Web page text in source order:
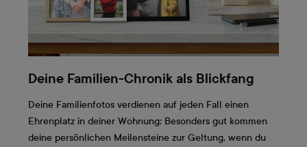
Deine Familien-Chronik als Blickfang
Deine Familienfotos verdienen auf jeden Fall einen
Ehrenplatz in deiner Wohnung: Besonders gut kommen
deine persönlichen Meilensteine zur Geltung, wenn du